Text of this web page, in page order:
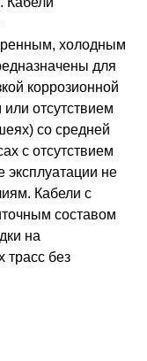
холодным
для
коррозионной
отсутствием
со средней
с отсутствием
эксплуатации не
Кабели с
составом
на
трасс без